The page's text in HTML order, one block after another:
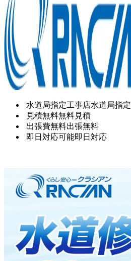
水道局指定工事店水道局指定
見積無料無料見積
出張費無料出張無料
即日対応可能即日対応